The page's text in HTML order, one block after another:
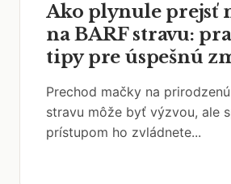
Ako plynule prejsť
na BARF stravu:
tipy pre úspešnú
Prechod mačky na
stravu môže byť výzvou, ale
prístupom ho zvládnete...